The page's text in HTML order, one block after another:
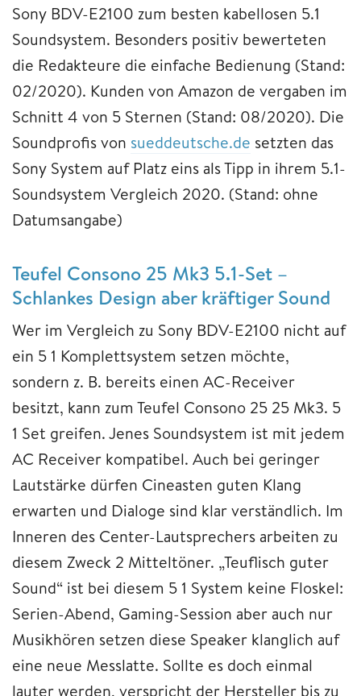
Sony BDV-E2100 zum besten kabellosen 5.1
Soundsystem. Besonders positiv bewerteten
die Redakteure die einfache Bedienung (Stand:
02/2020). Kunden von Amazon de vergaben im
Schnitt 4 von 5 Sternen (Stand: 08/2020). Die
Soundprofis von sueddeutsche.de setzten das
Sony System auf Platz eins als Tipp in ihrem 5.1-
Soundsystem Vergleich 2020. (Stand: ohne
Datumsangabe)
Teufel Consono 25 Mk3 5.1-Set –
Schlankes Design aber kräftiger Sound
Wer im Vergleich zu Sony BDV-E2100 nicht auf
ein 5 1 Komplettsystem setzen möchte,
sondern z. B. bereits einen AC-Receiver
besitzt, kann zum Teufel Consono 25 25 Mk3. 5
1 Set greifen. Jenes Soundsystem ist mit jedem
AC Receiver kompatibel. Auch bei geringer
Lautstärke dürfen Cineasten guten Klang
erwarten und Dialoge sind klar verständlich. Im
Inneren des Center-Lautsprechers arbeiten zu
diesem Zweck 2 Mitteltöner. „Teuflisch guter
Sound“ ist bei diesem 5 1 System keine Floskel:
Serien-Abend, Gaming-Session aber auch nur
Musikhören setzen diese Speaker klanglich auf
eine neue Messlatte. Sollte es doch einmal
lauter werden, verspricht der Hersteller bis zu